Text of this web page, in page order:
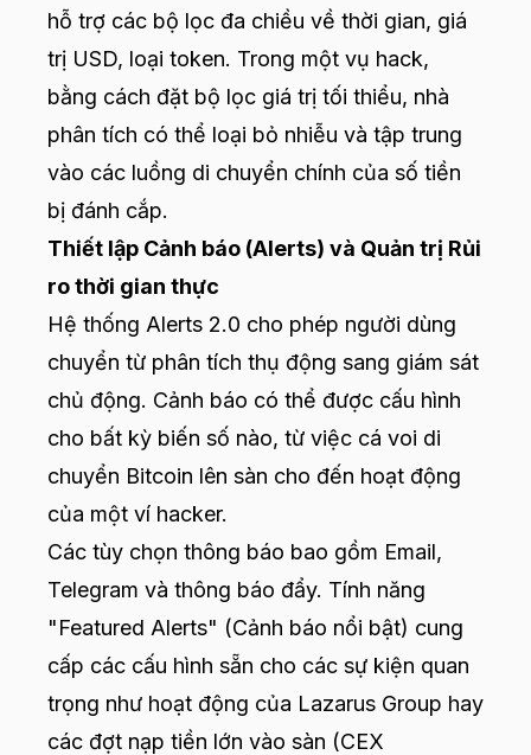
hỗ trợ các bộ lọc đa chiều về thời gian, giá
trị USD, loại token. Trong một vụ hack,
bằng cách đặt bộ lọc giá trị tối thiểu, nhà
phân tích có thể loại bỏ nhiễu và tập trung
vào các luồng di chuyển chính của số tiền
bị đánh cắp.
Thiết lập Cảnh báo (Alerts) và Quản trị Rủi
ro thời gian thực
Hệ thống Alerts 2.0 cho phép người dùng
chuyển từ phân tích thụ động sang giám sát
chủ động. Cảnh báo có thể được cấu hình
cho bất kỳ biến số nào, từ việc cá voi di
chuyển Bitcoin lên sàn cho đến hoạt động
của một ví hacker.
Các tùy chọn thông báo bao gồm Email,
Telegram và thông báo đẩy. Tính năng
"Featured Alerts" (Cảnh báo nổi bật) cung
cấp các cấu hình sẵn cho các sự kiện quan
trọng như hoạt động của Lazarus Group hay
các đợt nạp tiền lớn vào sàn (CEX